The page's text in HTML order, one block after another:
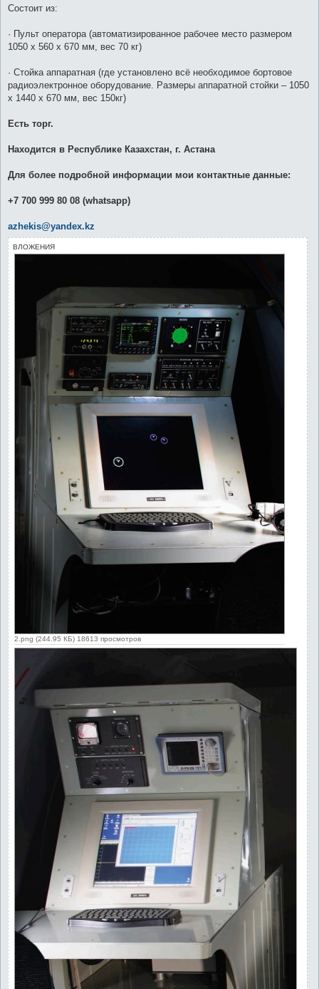
Состоит из:
· Пульт оператора (автоматизированное рабочее место размером
1050 х 560 х 670 мм, вес 70 кг)
· Стойка аппаратная (где установлено всё необходимое бортовое
радиоэлектронное оборудование. Размеры аппаратной стойки – 1050
х 1440 х 670 мм, вес 150кг)
Есть торг.
Находится в Республике Казахстан, г. Астана
Для более подробной информации мои контактные данные:
+7 700 999 80 08 (whatsapp)
azhekis@yandex.kz
ВЛОЖЕНИЯ
2.png (244.95 КБ) 18613 просмотров